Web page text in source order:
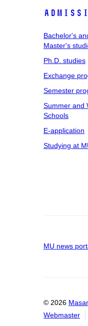
Bachelor's
Master's
Ph.D. studies
Exchange
Semester
Summer and
Schools
E-application
Studying at
MU news
© 2026
Webmaster